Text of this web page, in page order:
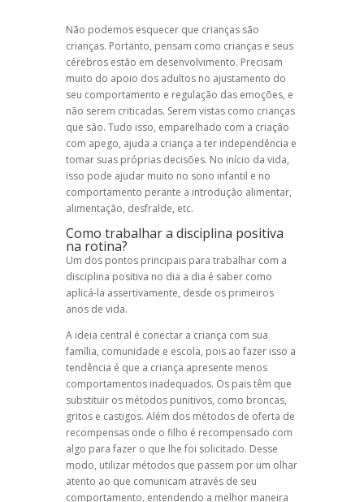
Não podemos esquecer que crianças são
crianças. Portanto, pensam como crianças e seus
cérebros estão em desenvolvimento. Precisam
muito do apoio dos adultos no ajustamento do
seu comportamento e regulação das emoções, e
não serem criticadas. Serem vistas como crianças
que são. Tudo isso, emparelhado com a criação
com apego, ajuda a criança a ter independência e
tomar suas próprias decisões. No início da vida,
isso pode ajudar muito no sono infantil e no
comportamento perante a introdução alimentar,
alimentação, desfralde, etc.
Como trabalhar a disciplina positiva
na rotina?
Um dos pontos principais para trabalhar com a
disciplina positiva no dia a dia é saber como
aplicá-la assertivamente, desde os primeiros
anos de vida.
A ideia central é conectar a criança com sua
família, comunidade e escola, pois ao fazer isso a
tendência é que a criança apresente menos
comportamentos inadequados. Os pais têm que
substituir os métodos punitivos, como broncas,
gritos e castigos. Além dos métodos de oferta de
recompensas onde o filho é recompensado com
algo para fazer o que lhe foi solicitado. Desse
modo, utilizar métodos que passem por um olhar
atento ao que comunicam através de seu
comportamento, entendendo a melhor maneira